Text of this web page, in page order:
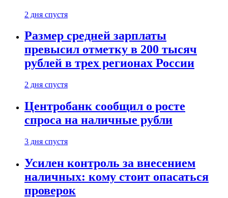
2 дня спустя
Размер средней зарплаты
превысил отметку в 200 тысяч
рублей в трех регионах России
2 дня спустя
Центробанк сообщил о росте
спроса на наличные рубли
3 дня спустя
Усилен контроль за внесением
наличных: кому стоит опасаться
проверок